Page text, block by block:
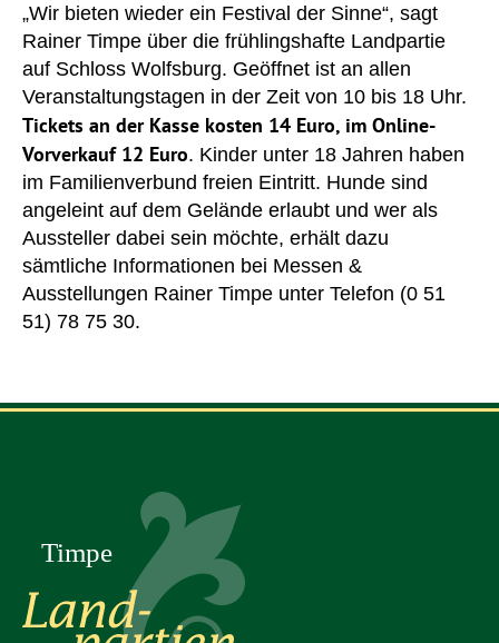
„Wir bieten wieder ein Festival der Sinne“, sagt
Rainer Timpe über die frühlingshafte Landpartie
auf Schloss Wolfsburg. Geöffnet ist an allen
Veranstaltungstagen in der Zeit von 10 bis 18 Uhr.
Tickets an der Kasse kosten 14 Euro, im Online-
Vorverkauf 12 Euro. Kinder unter 18 Jahren haben
im Familienverbund freien Eintritt. Hunde sind
angeleint auf dem Gelände erlaubt und wer als
Aussteller dabei sein möchte, erhält dazu
sämtliche Informationen bei Messen &
Ausstellungen Rainer Timpe unter Telefon (0 51
51) 78 75 30.